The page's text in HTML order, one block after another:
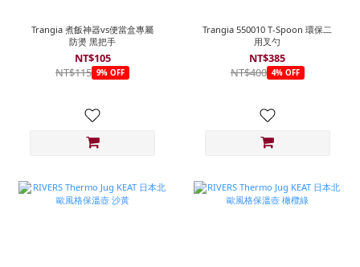
Trangia 煮飯神器vs便當盒專屬
防燙 黑把手
NT$105
NT$115 9% OFF
Trangia 550010 T-Spoon 環保二
用叉勺
NT$385
NT$400 4% OFF